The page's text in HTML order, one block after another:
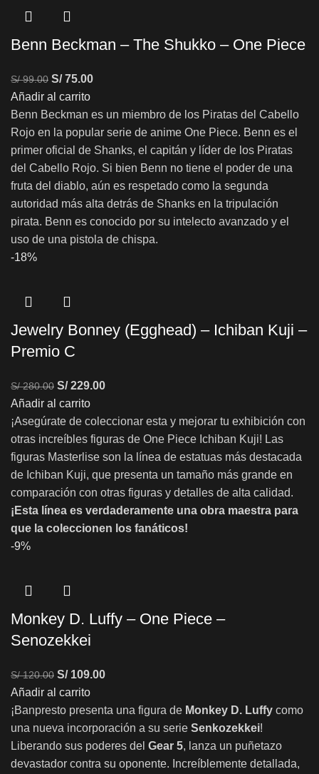
Benn Beckman – The Shukko – One Piece
S/99.00 S/75.00
Añadir al carrito
Benn Beckman es un miembro de los Piratas del Cabello
Rojo en la popular serie de anime One Piece. Benn es el
primer oficial de Shanks, el capitán y líder de los Piratas
del Cabello Rojo. Si bien Benn no tiene el poder de una
fruta del diablo, aún es respetado como la segunda
autoridad más alta detrás de Shanks en la tripulación
pirata. Benn es conocido por su intelecto avanzado y el
uso de una pistola de chispa.
-18%
Jewelry Bonney (Egghead) – Ichiban Kuji –
Premio C
S/280.00 S/229.00
Añadir al carrito
¡Asegúrate de coleccionar esta y mejorar tu exhibición con
otras increíbles figuras de One Piece Ichiban Kuji! Las
figuras Masterlise son la línea de estatuas más destacada
de Ichiban Kuji, que presenta un tamaño más grande en
comparación con otras figuras y detalles de alta calidad.
¡Esta línea es verdaderamente una obra maestra para
que la coleccionen los fanáticos!
-9%
Monkey D. Luffy – One Piece –
Senozekkei
S/120.00 S/109.00
Añadir al carrito
¡Banpresto presenta una figura de Monkey D. Luffy como
una nueva incorporación a su serie Senkozekkei!
Liberando sus poderes del Gear 5, lanza un puñetazo
devastador contra su oponente. Increíblemente detallada,